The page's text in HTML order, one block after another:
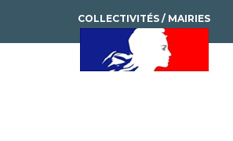
COLLECTIVITÉS / MAIRIES